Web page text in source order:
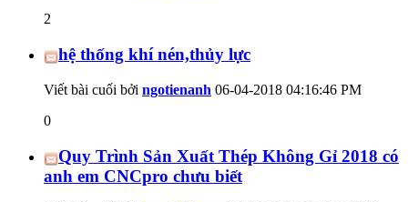
2
hệ thống khí nén,thủy lực
Viết bài cuối bởi ngotienanh 06-04-2018 04:16:46 PM
0
Quy Trình Sản Xuất Thép Không Gỉ 2018 có
anh em CNCpro chưu biết